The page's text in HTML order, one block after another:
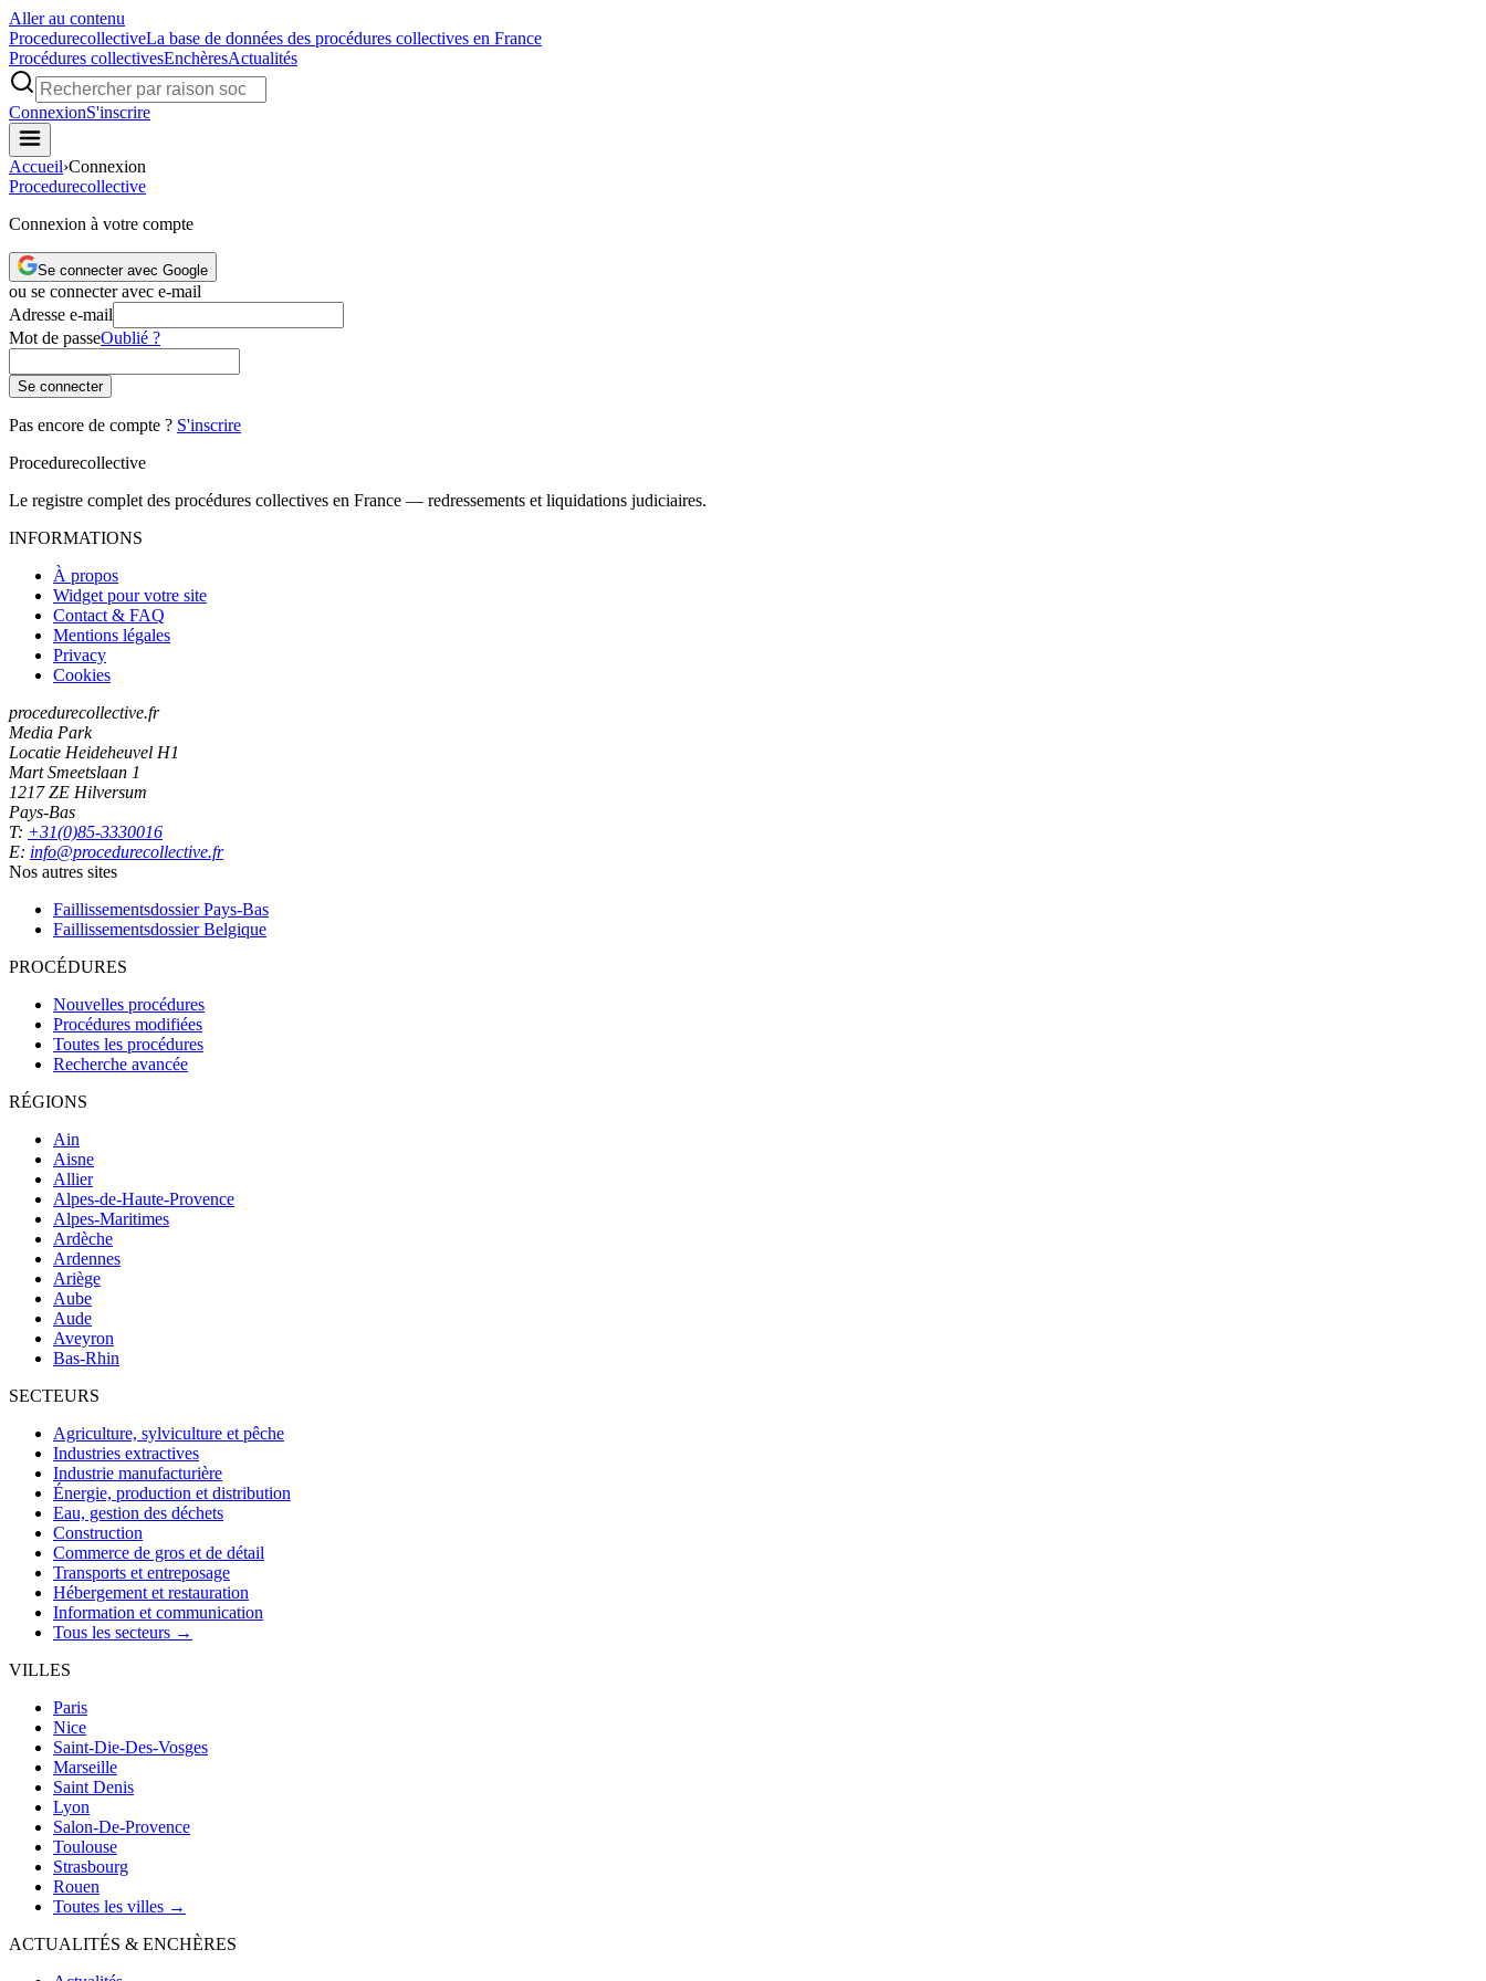
Aller au contenu
ProcedurecollectiveLa base de données des procédures collectives en France
Procédures collectivesEnchèresActualités
ConnexionS'inscrire
Accueil›Connexion
Procedurecollective
Connexion à votre compte
Se connecter avec Google
ou se connecter avec e-mail
Adresse e-mail
Mot de passeOublié ?
Se connecter
Pas encore de compte ? S'inscrire
Procedurecollective
Le registre complet des procédures collectives en France — redressements et liquidations judiciaires.
INFORMATIONS
À propos
Widget pour votre site
Contact & FAQ
Mentions légales
Privacy
Cookies
procedurecollective.fr
Media Park
Locatie Heideheuvel H1
Mart Smeetslaan 1
1217 ZE Hilversum
Pays-Bas
T: +31(0)85-3330016
E: info@procedurecollective.fr
Nos autres sites
Faillissementsdossier Pays-Bas
Faillissementsdossier Belgique
PROCÉDURES
Nouvelles procédures
Procédures modifiées
Toutes les procédures
Recherche avancée
RÉGIONS
Ain
Aisne
Allier
Alpes-de-Haute-Provence
Alpes-Maritimes
Ardèche
Ardennes
Ariège
Aube
Aude
Aveyron
Bas-Rhin
SECTEURS
Agriculture, sylviculture et pêche
Industries extractives
Industrie manufacturière
Énergie, production et distribution
Eau, gestion des déchets
Construction
Commerce de gros et de détail
Transports et entreposage
Hébergement et restauration
Information et communication
Tous les secteurs →
VILLES
Paris
Nice
Saint-Die-Des-Vosges
Marseille
Saint Denis
Lyon
Salon-De-Provence
Toulouse
Strasbourg
Rouen
Toutes les villes →
ACTUALITÉS & ENCHÈRES